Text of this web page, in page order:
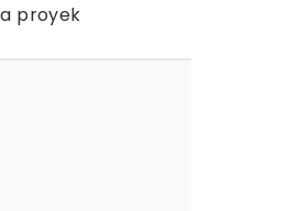
proyek